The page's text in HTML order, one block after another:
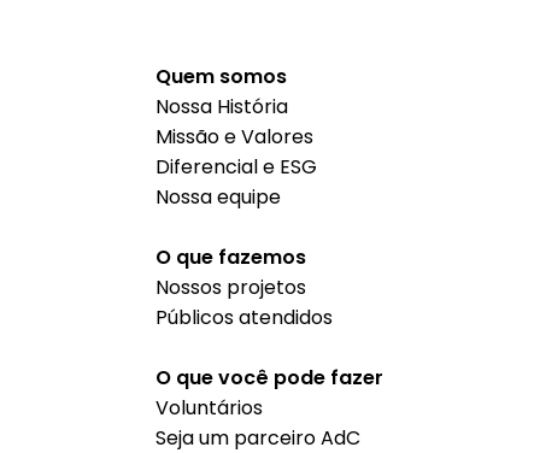
Quem somos
Nossa História
Missão e Valores
Diferencial e ESG
Nossa equipe
O que fazemos
Nossos projetos
Públicos atendidos
O que você pode fazer
Voluntários
Seja um parceiro AdC